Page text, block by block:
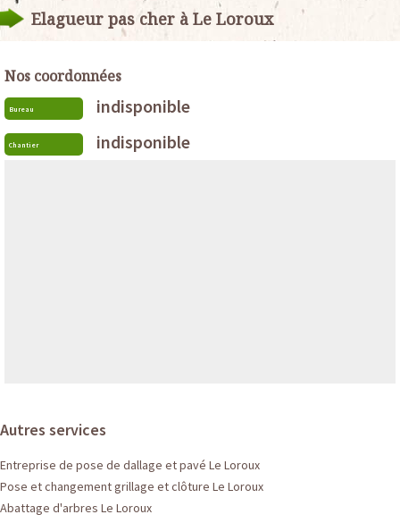
Elagueur pas cher à Le Loroux
Nos coordonnées
Bureau indisponible
Chantier indisponible
Autres services
Entreprise de pose de dallage et pavé Le Loroux
Pose et changement grillage et clôture Le Loroux
Abattage d'arbres Le Loroux